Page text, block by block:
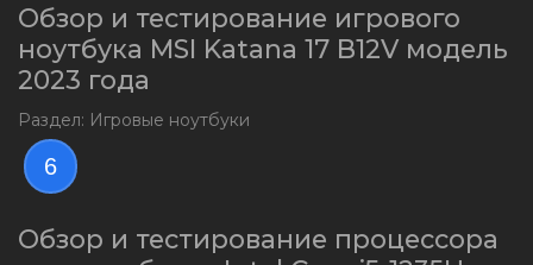
Обзор и тестирование игрового
ноутбука MSI Katana 17 B12V модель
2023 года
Раздел: Игровые ноутбуки
6
Обзор и тестирование процессора